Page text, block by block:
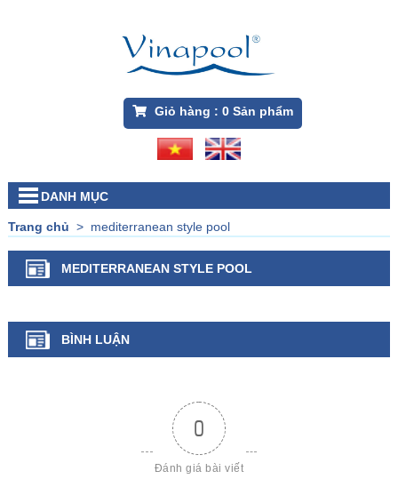
Giỏ hàng : 0Sản phẩm
DANH MỤC
Trang chủ > mediterranean style pool
MEDITERRANEAN STYLE POOL
BÌNH LUẬN
0
Đánh giá bài viết